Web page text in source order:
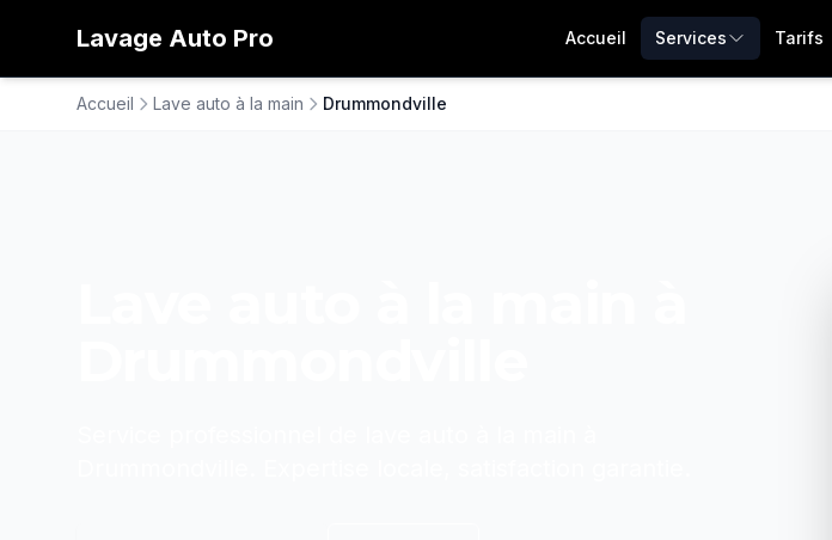
Lavage Auto Pro Accueil Services Tarifs
Accueil Lave auto à la main Drummondville